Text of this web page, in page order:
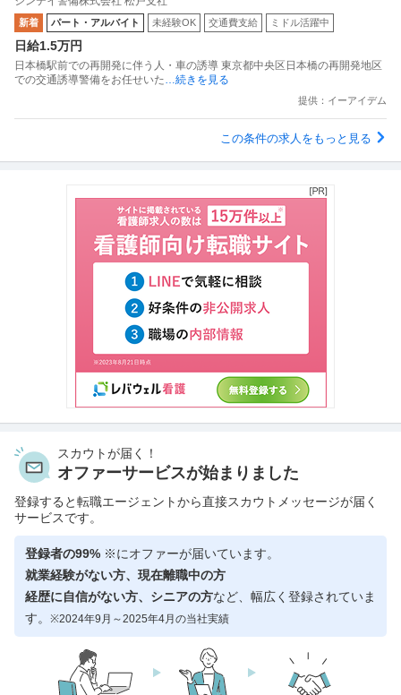
新着 パート・アルバイト 未経験OK 交通費支給 ミドル活躍中
日給1.5万円
日本橋駅前での再開発に伴う人・車の誘導 東京都中央区日本橋の再開発地区
での交通誘導警備をお任せいた …続きを見る
提供：イーアイデム
この条件の求人をもっと見る
スカウトが届く！
オファーサービスが始まりました
登録すると転職エージェントから直接スカウトメッセージが届く
サービスです。
登録者の99% ※にオファーが届いています。
就業経験がない方、現在離職中の方
経歴に自信がない方、シニアの方など、幅広く登録されていま
す。 ※2024年9月～2025年4月の当社実績